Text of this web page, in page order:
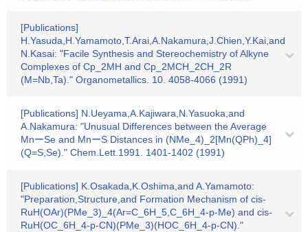
[Publications]
H.Yasuda,H.Yamamoto,T.Arai,A.Nakamura,J.Chien,Y.Kai,and
N.Kasai: "Facile Synthesis and Stereochemistry of Alkyne
Complexes of Cp_2MH and Cp_2MCH_2CH_2R
(M=Nb,Ta)." Organometallics. 10. 4058-4066 (1991)
[Publications] N.Ueyama,A.Kajiwara,N.Yasuoka,and
A.Nakamura: "Unusual Differences between the Average
MnーSe and MnーS Distances in (NMe_4)_2[Mn(QPh)_4]
(Q=S,Se)." Chem.Lett.1991. 1401-1402 (1991)
[Publications] K.Osakada,K.Oshima,and A.Yamamoto:
"Preparation,Structure,and Formation Mechanism of cis-
RuH(OAr)(PMe_3)_4(Ar=C_6H_5,C_6H_4-p-Me) and cis-
RuH(OC_6H_4-p-CN)(PMe_3)(HOC_6H_4-p-CN)."